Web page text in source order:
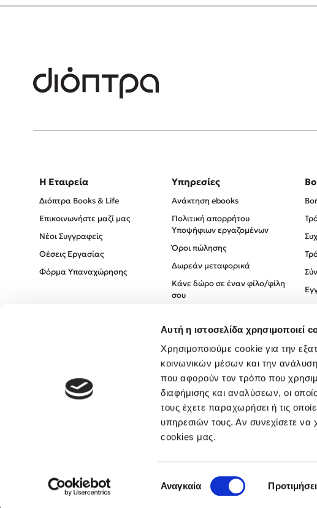
Αυτή η ιστοσελίδα χρησιμοποιεί
Χρησιμοποιούμε cookie για την
κοινωνικών μέσων και την
που αφορούν τον τρόπο που
διαφήμισης και αναλύσεων, οι
τους έχετε παραχωρήσει ή τις
υπηρεσιών τους. Αν συνεχίσετε να
cookies μας.
συγκατάθεσης
Αναγκαία
Η Εταιρεία
Διόπτρα Books & Life
Επικοινωνήστε μαζί μας
Νέοι Συγγραφείς
Θέσεις Εργασίας
Φόρμα Υπαναχώρησης
Υπηρεσίες
Ανάκτηση ebooks
Πολιτική απορρήτου
Υποψήφιων εργαζομένων
Όροι πώλησης
Δωρεάν μεταφορικά
Κάνε δώρο σε έναν φίλο/φίλη
σου
Πολιτική Απορρήτου
Όροι χρήσης